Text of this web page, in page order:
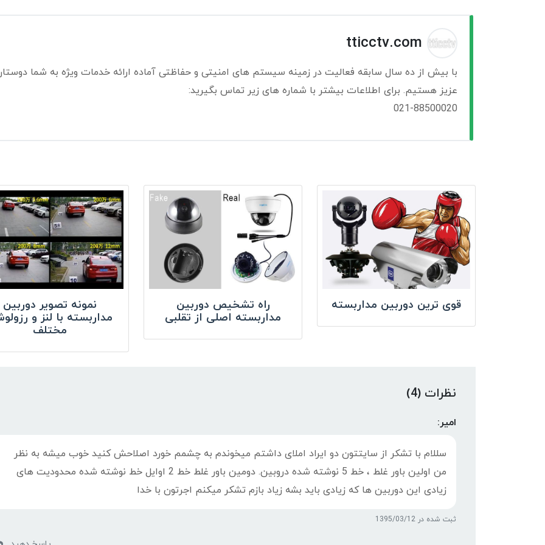
tticctv.com
با بیش از ده سال سابقه فعالیت در زمینه سیستم های امنیتی و حفاظتی آماده ارائه خدمات ویژه به شما
عزیز هستیم. برای اطلاعات بیشتر با شماره های زیر تماس بگیرید:
021-88500020
قوی ترین دوربین مداربسته
راه تشخیص دوربین
مداربسته اصلی از تقلبی
نمونه تصویر دوربین
مداربسته با لنز و
مختلف
نظرات (4)
امیر:
سللام با تشکر از سایتتون دو ایراد املای داشتم میخوندم به چشمم خورد اصلاحش کنید خوب میشه به نظر
من اولین باور غلط ، خط 5 نوشته شده دروبین. دومین باور غلط خط 2 اوایل خط نوشته شده محدودیت های
زیادی این دوربین ها که زیادی باید بشه زیاد بازم تشکر میکنم اجرتون با خدا
ثبت شده در 1395/03/12